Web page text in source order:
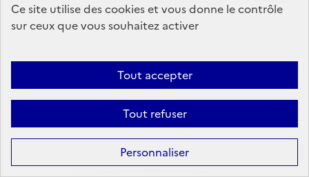
Ce site utilise des cookies et vous donne le contrôle
sur ceux que vous souhaitez activer
Tout accepter
Tout refuser
Personnaliser
Le Baromètre France Num, relatif à la
françaises, mesure chaque année l’évolution de
leur perception et de leurs usages du numérique,
e...
Ajouter au panier